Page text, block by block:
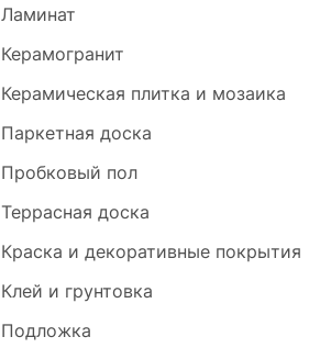
Ламинат
Керамогранит
Керамическая плитка и мозаика
Паркетная доска
Пробковый пол
Террасная доска
Краска и декоративные покрытия
Клей и грунтовка
Подложка